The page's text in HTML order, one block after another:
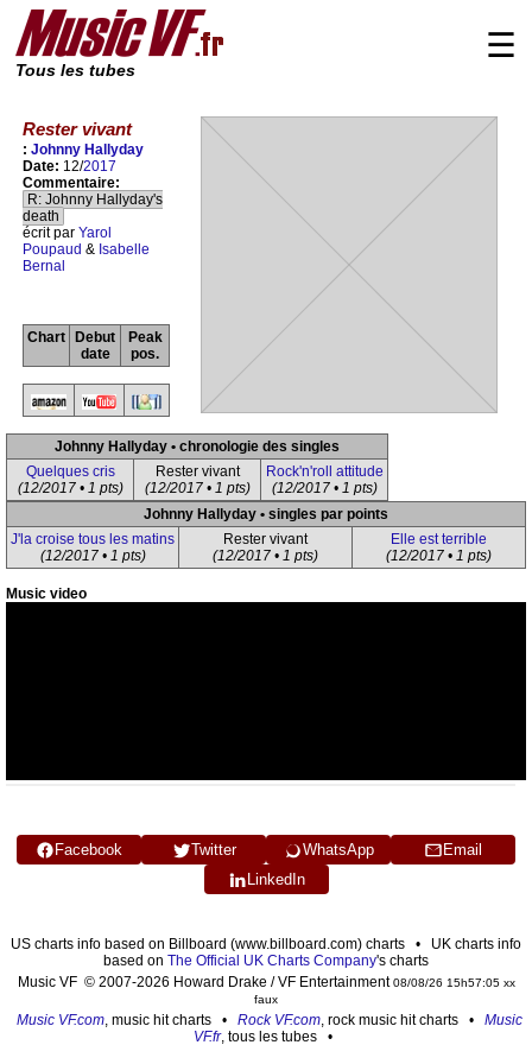
Tous les tubes
☰
Rester vivant
: Johnny Hallyday
Date: 12/2017
Commentaire:
R: Johnny Hallyday's
death
écrit par Yarol
Poupaud & Isabelle
Bernal
Chart
Debut
date
Peak
pos.
Johnny Hallyday • chronologie des singles
Quelques cris
(12/2017 • 1 pts)
Rester vivant
(12/2017 • 1 pts)
Rock'n'roll attitude
(12/2017 • 1 pts)
Johnny Hallyday • singles par points
J'la croise tous les matins
(12/2017 • 1 pts)
Rester vivant
(12/2017 • 1 pts)
Elle est terrible
(12/2017 • 1 pts)
Music video
Facebook Twitter WhatsApp
Email
LinkedIn
US charts info based on Billboard (www.billboard.com) charts • UK charts info
based on The Official UK Charts Company's charts
Music VF © 2007-2026 Howard Drake / VF Entertainment08/08/26 15h57:05 xx
faux
Music VF.com, music hit charts • Rock VF.com, rock music hit charts • Music
VF.fr, tous les tubes •